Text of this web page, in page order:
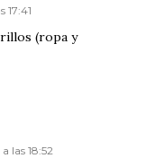
17:41
(ropa y
las 18:52